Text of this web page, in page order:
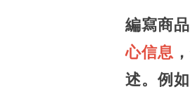
編寫商
心信息
述。例